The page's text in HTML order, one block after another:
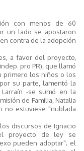
con menos de 60
un lado se apostaron
contra de la adopción
a favor del proyecto,
pro PR), que llamó
primero los niños o los
su parte, lamentó la
-se sumó en la
de Familia, Natalia
no estuviese "nublada
discursos de Ignacio
proyecto de ley se
pueden adoptar"; el